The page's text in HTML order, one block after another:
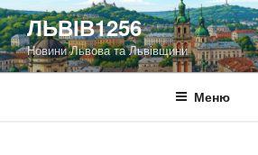
Перейти
до
вмісту
ЛЬВІВ1256
Новини Львова та Львівщини
Меню